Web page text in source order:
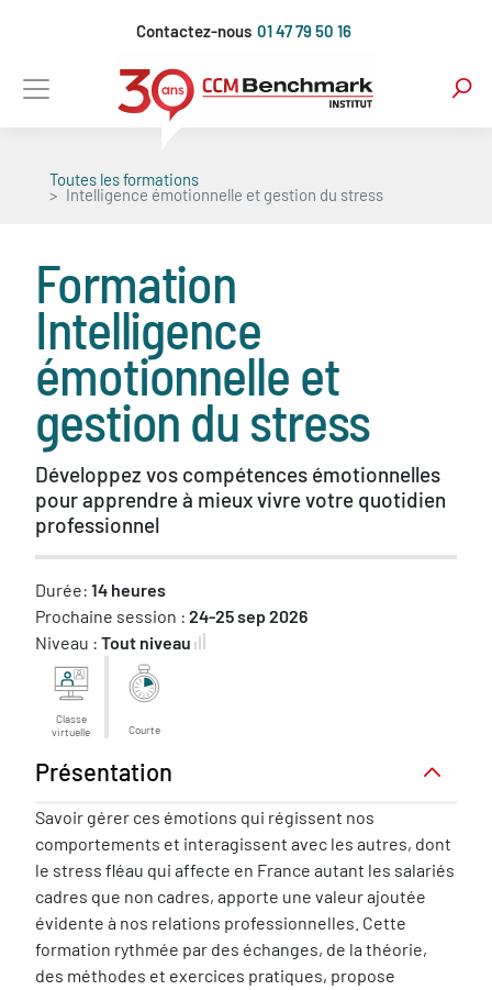
principal
Contactez-nous 01 47 79 50 16
Toutes les formations
Intelligence émotionnelle et gestion du stress
Formation
Intelligence
émotionnelle et
gestion du stress
Développez vos compétences émotionnelles
pour apprendre à mieux vivre votre quotidien
professionnel
Durée: 14 heures
Prochaine session : 24-25 sep 2026
Niveau : Tout niveau
Classe
virtuelle
Courte
Présentation
Présentation
Savoir gérer ces émotions qui régissent nos
comportements et interagissent avec les autres, dont
le stress fléau qui affecte en France autant les salariés
cadres que non cadres, apporte une valeur ajoutée
évidente à nos relations professionnelles. Cette
formation rythmée par des échanges, de la théorie,
des méthodes et exercices pratiques, propose